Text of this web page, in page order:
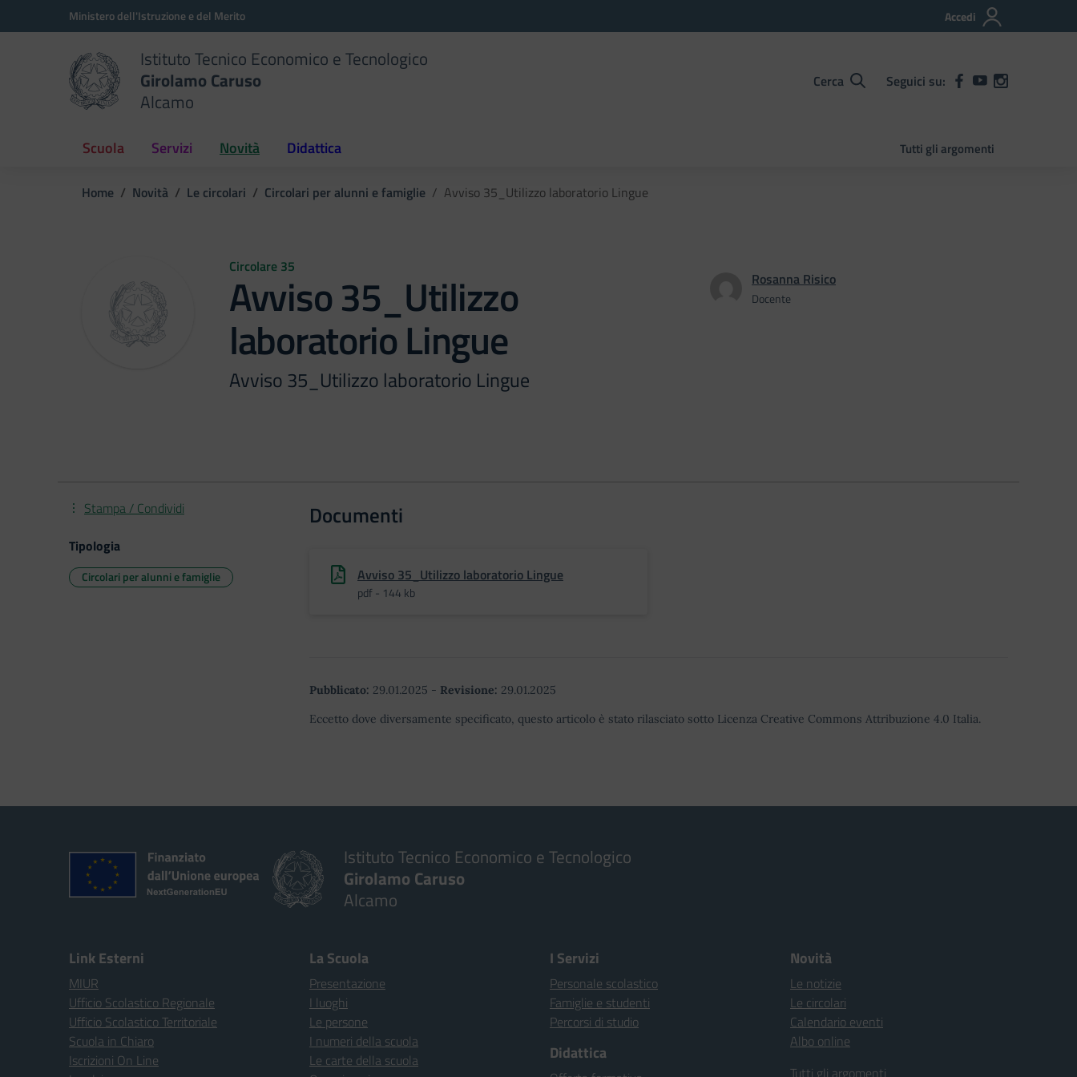
Vai ai contenuti
Vai al menu di navigazioneMinistero dell'Istruzione e del Merito Accedi
Istituto Tecnico Economico e Tecnologico
Girolamo Caruso
Alcamo
Cerca Seguici su:
Scuola Servizi Novità Didattica Tutti gli argomenti
Home Novità Le circolari Circolari per alunni e famiglie Avviso 35_Utilizzo laboratorio Lingue
Circolare 35
Avviso 35_Utilizzo
laboratorio Lingue
Avviso 35_Utilizzo laboratorio Lingue
Rosanna Risico
Docente
Documenti
Avviso 35_Utilizzo laboratorio Lingue
pdf - 144 kb
Pubblicato: 29.01.2025 - Revisione: 29.01.2025
Eccetto dove diversamente specificato, questo articolo è stato rilasciato sotto Licenza Creative Commons Attribuzione 4.0 Italia.
Stampa / Condividi
Tipologia
Circolari per alunni e famiglie
Istituto Tecnico Economico e Tecnologico
Girolamo Caruso
Alcamo
Link Esterni
MIUR
Ufficio Scolastico Regionale
Ufficio Scolastico Territoriale
Scuola in Chiaro
Iscrizioni On Line
La Scuola
Presentazione
I luoghi
Le persone
I numeri della scuola
Le carte della scuola
I Servizi
Personale scolastico
Famiglie e studenti
Percorsi di studio
Didattica
Novità
Le notizie
Le circolari
Calendario eventi
Albo online
Tutti gli argomenti